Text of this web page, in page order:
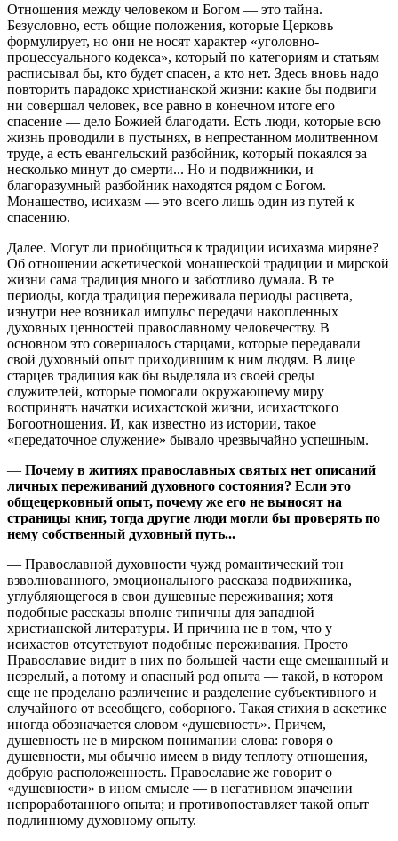
Отношения между человеком и Богом — это тайна.
Безусловно, есть общие положения, которые Церковь
формулирует, но они не носят характер «уголовно-
процессуального кодекса», который по категориям и статьям
расписывал бы, кто будет спасен, а кто нет. Здесь вновь надо
повторить парадокс христианской жизни: какие бы подвиги
ни совершал человек, все равно в конечном итоге его
спасение — дело Божией благодати. Есть люди, которые всю
жизнь проводили в пустынях, в непрестанном молитвенном
труде, а есть евангельский разбойник, который покаялся за
несколько минут до смерти... Но и подвижники, и
благоразумный разбойник находятся рядом с Богом.
Монашество, исихазм — это всего лишь один из путей к
спасению.
Далее. Могут ли приобщиться к традиции исихазма миряне?
Об отношении аскетической монашеской традиции и мирской
жизни сама традиция много и заботливо думала. В те
периоды, когда традиция переживала периоды расцвета,
изнутри нее возникал импульс передачи накопленных
духовных ценностей православному человечеству. В
основном это совершалось старцами, которые передавали
свой духовный опыт приходившим к ним людям. В лице
старцев традиция как бы выделяла из своей среды
служителей, которые помогали окружающему миру
воспринять начатки исихастской жизни, исихастского
Богоотношения. И, как известно из истории, такое
«передаточное служение» бывало чрезвычайно успешным.
— Почему в житиях православных святых нет описаний
личных переживаний духовного состояния? Если это
общецерковный опыт, почему же его не выносят на
страницы книг, тогда другие люди могли бы проверять по
нему собственный духовный путь...
— Православной духовности чужд романтический тон
взволнованного, эмоционального рассказа подвижника,
углубляющегося в свои душевные переживания; хотя
подобные рассказы вполне типичны для западной
христианской литературы. И причина не в том, что у
исихастов отсутствуют подобные переживания. Просто
Православие видит в них по большей части еще смешанный и
незрелый, а потому и опасный род опыта — такой, в котором
еще не проделано различение и разделение субъективного и
случайного от всеобщего, соборного. Такая стихия в аскетике
иногда обозначается словом «душевность». Причем,
душевность не в мирском понимании слова: говоря о
душевности, мы обычно имеем в виду теплоту отношения,
добрую расположенность. Православие же говорит о
«душевности» в ином смысле — в негативном значении
непроработанного опыта; и противопоставляет такой опыт
подлинному духовному опыту.